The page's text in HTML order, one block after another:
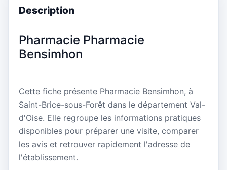
Description
Pharmacie Pharmacie
Bensimhon
Cette fiche présente Pharmacie Bensimhon, à
Saint-Brice-sous-Forêt dans le département Val-
d'Oise. Elle regroupe les informations pratiques
disponibles pour préparer une visite, comparer
les avis et retrouver rapidement l'adresse de
l'établissement.